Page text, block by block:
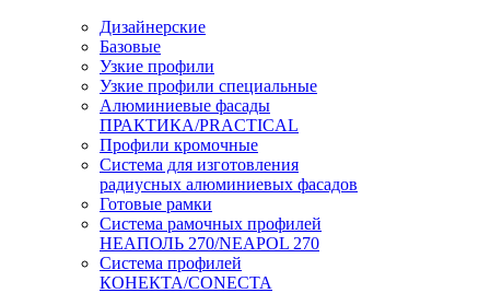
Дизайнерские
Базовые
Узкие профили
Узкие профили специальные
Алюминиевые фасады
ПРАКТИКА/PRACTICAL
Профили кромочные
Система для изготовления
радиусных алюминиевых фасадов
Готовые рамки
Система рамочных профилей
НЕАПОЛЬ 270/NEAPOL 270
Система профилей
КОНЕКТА/CONECTA